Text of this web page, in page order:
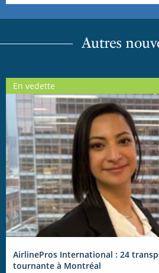
Autres
En vedette
AirlinePros International : 24
tournante à Montréal